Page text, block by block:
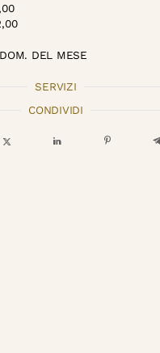
DEL MESE
SERVIZI
CONDIVIDI